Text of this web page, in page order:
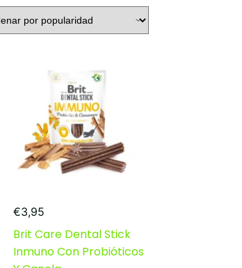
€3,95
Brit Care Dental Stick
Inmuno Con Probióticos